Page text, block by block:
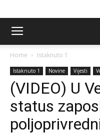
Home Istaknuto 1
Istaknuto 1 Novine Vijesti
(VIDEO) U
status